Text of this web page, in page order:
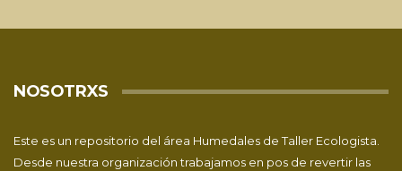
NOSOTRXS
Este es un repositorio del área Humedales deTaller Ecologista
Desde nuestra organización trabajamos en pos de revertir las